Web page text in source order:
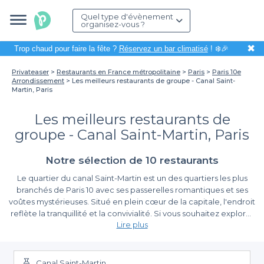
Quel type d'évènement
organisez-vous ?
Trop chaud pour faire la fête ? Réservez un bar climatisé! ❄️🎉 ✖
Privateaser Restaurants en France métropolitaine Paris
Paris 10e
Arrondissement
Les meilleurs restaurants de groupe - Canal Saint-
Martin, Paris
Les meilleurs restaurants de
groupe - Canal Saint-Martin, Paris
Notre sélection de 10 restaurants
Le quartier du canal Saint-Martin est un des quartiers les plus
branchés de Paris 10 avec ses passerelles romantiques et ses
voûtes mystérieuses. Situé en plein cœur de la capitale, l'endroit
reflète la tranquillité et la convivialité. Si vous souhaitez explorer
cet endroit, vous pouvez le découvrir depuis les bateaux de
l'envie de partager un bon repas avec vos proches vous tente,
mais vous ne trouvez pas l'adresse parfaite. Pas de soucis, cette
Lire plus